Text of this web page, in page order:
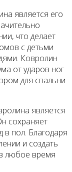
является его
что делает
с детьми
Ковролин
от ударов ног
для спальни
является
сохраняет
в пол. Благодаря
и создать
любое время